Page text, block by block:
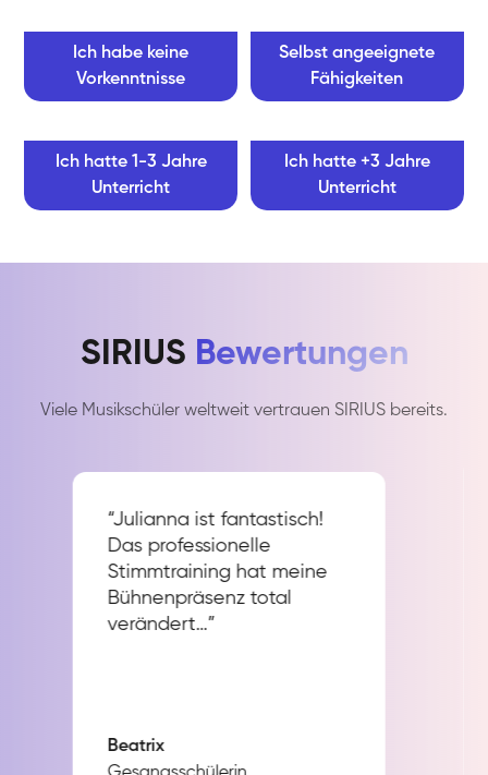
Ich habe keine
Vorkenntnisse
Selbst angeeignete
Fähigkeiten
Ich hatte 1-3 Jahre
Unterricht
Ich hatte +3 Jahre
Unterricht
SIRIUS Bewertungen
Viele Musikschüler weltweit vertrauen SIRIUS bereits.
“Julianna ist fantastisch!
Das professionelle
Stimmtraining hat meine
Bühnenpräsenz total
verändert…”
Beatrix